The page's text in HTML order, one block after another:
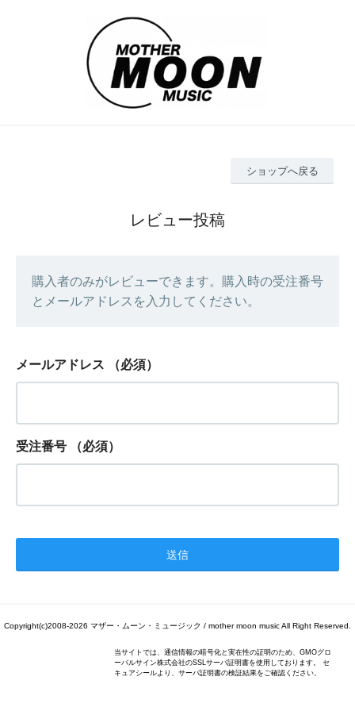
ショップへ戻る
レビュー投稿
購入者のみがレビューできます。購入時の受注番号
とメールアドレスを入力してください。
メールアドレス （必須）
受注番号 （必須）
Copyright(c)2008-2026 マザー・ムーン・ミュージック / mother moon music All Right Reserved.
当サイトでは、通信情報の暗号化と実在性の証明のため、GMOグロ
ーバルサイン株式会社のSSLサーバ証明書を使用しております。 セ
キュアシールより、サーバ証明書の検証結果をご確認ください。